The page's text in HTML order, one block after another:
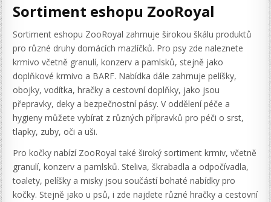
Sortiment eshopu ZooRoyal
Sortiment eshopu ZooRoyal zahrnuje širokou škálu produktů
pro různé druhy domácích mazlíčků. Pro psy zde naleznete
krmivo včetně granulí, konzerv a pamlsků, stejně jako
doplňkové krmivo a BARF. Nabídka dále zahrnuje pelíšky,
obojky, vodítka, hračky a cestovní doplňky, jako jsou
přepravky, deky a bezpečnostní pásy. V oddělení péče a
hygieny můžete vybírat z různých přípravků pro péči o srst,
tlapky, zuby, oči a uši.
Pro kočky nabízí ZooRoyal také široký sortiment krmiv, včetně
granulí, konzerv a pamlsků. Steliva, škrabadla a odpočívadla,
toalety, pelíšky a misky jsou součástí bohaté nabídky pro
kočky. Stejně jako u psů, i zde najdete různé hračky a cestovní